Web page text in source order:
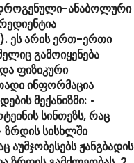
ანაბოლური
ეს არის ერთ-ერთი
გამოიყენება
ფიზიკური
ინფორმაცია
მექანიზმი: •
სინთეზს, რაც
ზრდის სისხლში
ჟანგბადის